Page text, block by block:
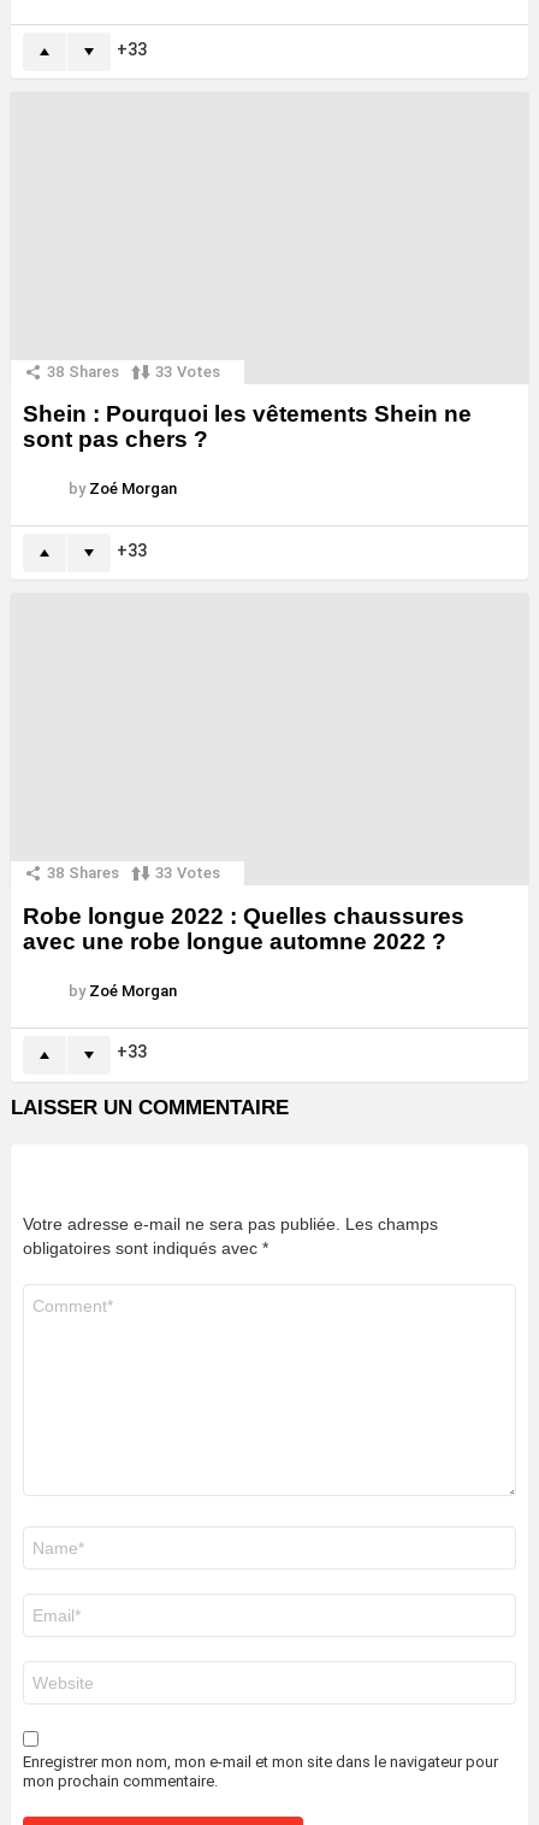
33
38 Shares 33 Votes
Shein : Pourquoi les vêtements Shein ne
sont pas chers ?
by Zoé Morgan
33
38 Shares 33 Votes
Robe longue 2022 : Quelles chaussures
avec une robe longue automne 2022 ?
by Zoé Morgan
33
LAISSER UN COMMENTAIRE
Votre adresse e-mail ne sera pas publiée. Les champs
obligatoires sont indiqués avec *
mail
*
web
Enregistrer mon nom, mon e-mail et mon site dans le navigateur pour
mon prochain commentaire.